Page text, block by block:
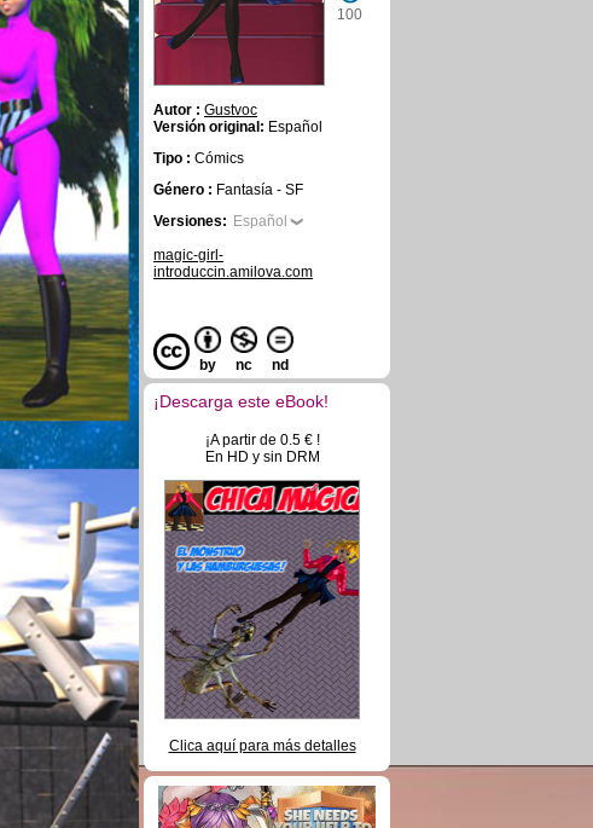
100
Autor : Gustvoc
Versión original: Español
Tipo : Cómics
Género : Fantasía - SF
Versiones: Español
magic-girl-
introduccin.amilova.com
by nc nd
¡Descarga este eBook!
¡A partir de 0.5 € !
En HD y sin DRM
Clica aquí para más detalles